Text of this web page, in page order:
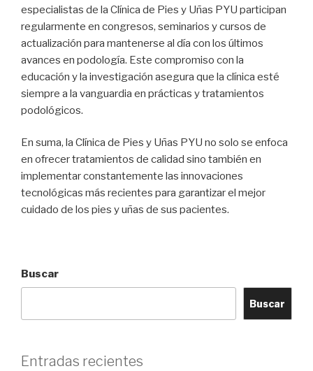
especialistas de la Clínica de Pies y Uñas PYU participan
regularmente en congresos, seminarios y cursos de
actualización para mantenerse al día con los últimos
avances en podología. Este compromiso con la
educación y la investigación asegura que la clínica esté
siempre a la vanguardia en prácticas y tratamientos
podológicos.
En suma, la Clínica de Pies y Uñas PYU no solo se enfoca
en ofrecer tratamientos de calidad sino también en
implementar constantemente las innovaciones
tecnológicas más recientes para garantizar el mejor
cuidado de los pies y uñas de sus pacientes.
Buscar
Buscar
Entradas recientes